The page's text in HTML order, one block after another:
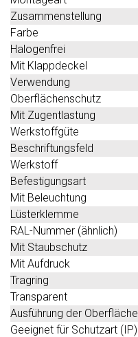
Zusammenstellung
Farbe
Halogenfrei
Mit Klappdeckel
Verwendung
Oberflächenschutz
Mit Zugentlastung
Werkstoffgüte
Beschriftungsfeld
Werkstoff
Befestigungsart
Mit Beleuchtung
Lüsterklemme
RAL-Nummer (ähnlich)
Mit Staubschutz
Mit Aufdruck
Tragring
Transparent
Ausführung der Oberfläche
Geeignet für Schutzart (IP)